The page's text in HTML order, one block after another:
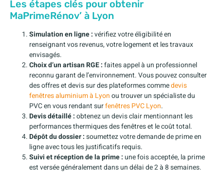
Les étapes clés pour obtenir
MaPrimeRénov’ à Lyon
Simulation en ligne :vérifiez votre éligibilité en
renseignant vos revenus, votre logement et les travaux
envisagés.
Choix d’un artisan RGE :faites appel à un professionnel
reconnu garant de l’environnement. Vous pouvez consulter
des offres et devis sur des plateformes commedevis
fenêtres aluminium à Lyonou trouver un spécialiste du
PVC en vous rendant surfenêtres PVC Lyon.
Devis détaillé :obtenez un devis clair mentionnant les
performances thermiques des fenêtres et le coût total.
Dépôt du dossier :soumettez votre demande de prime en
ligne avec tous les justificatifs requis.
Suivi et réception de la prime : une fois acceptée, la prime
est versée généralement dans un délai de 2 à 8 semaines.